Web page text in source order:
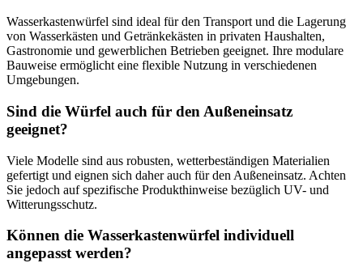
Wasserkastenwürfel sind ideal für den Transport und die Lagerung
von Wasserkästen und Getränkekästen in privaten Haushalten,
Gastronomie und gewerblichen Betrieben geeignet. Ihre modulare
Bauweise ermöglicht eine flexible Nutzung in verschiedenen
Umgebungen.
Sind die Würfel auch für den Außeneinsatz
geeignet?
Viele Modelle sind aus robusten, wetterbeständigen Materialien
gefertigt und eignen sich daher auch für den Außeneinsatz. Achten
Sie jedoch auf spezifische Produkthinweise bezüglich UV- und
Witterungsschutz.
Können die Wasserkastenwürfel individuell
angepasst werden?